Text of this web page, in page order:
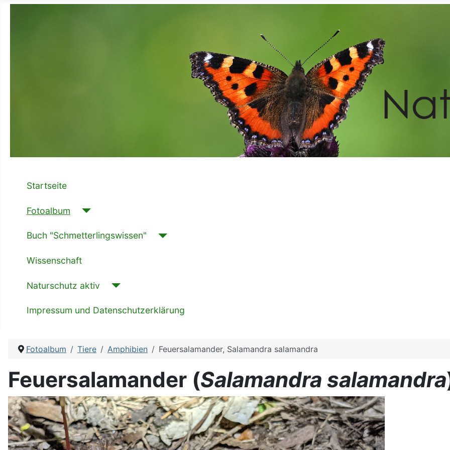
Startseite
Fotoalbum
Buch "Schmetterlingswissen"
Wissenschaft
Naturschutz aktiv
Impressum und Datenschutzerklärung
Fotoalbum Tiere Amphibien Feuersalamander, Salamandra salamandra
Feuersalamander (Salamandra salamandra